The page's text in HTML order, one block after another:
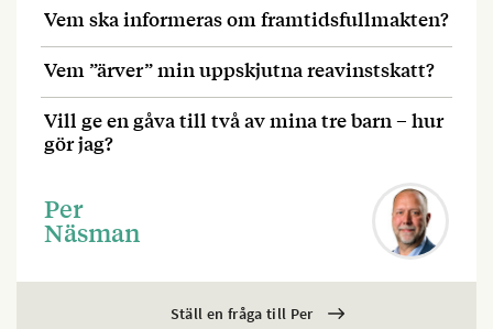
Vem ska informeras om framtidsfullmakten?
Vem ”ärver” min uppskjutna reavinstskatt?
Vill ge en gåva till två av mina tre barn – hur
gör jag?
Per
Näsman
Ställ en fråga till Per